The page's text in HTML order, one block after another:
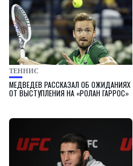
ТЕННИС
МЕДВЕДЕВ РАССКАЗАЛ ОБ ОЖИДАНИЯХ
ОТ ВЫСТУПЛЕНИЯ НА «РОЛАН ГАРРОС»